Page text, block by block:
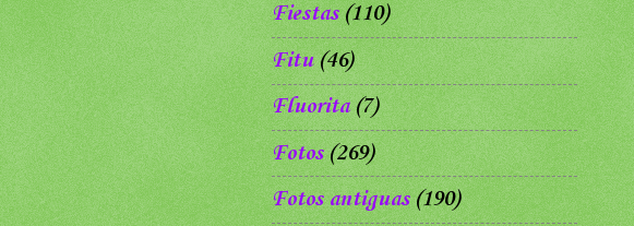
Fiestas (110)
Fitu (46)
Fluorita (7)
Fotos (269)
Fotos antiguas (190)